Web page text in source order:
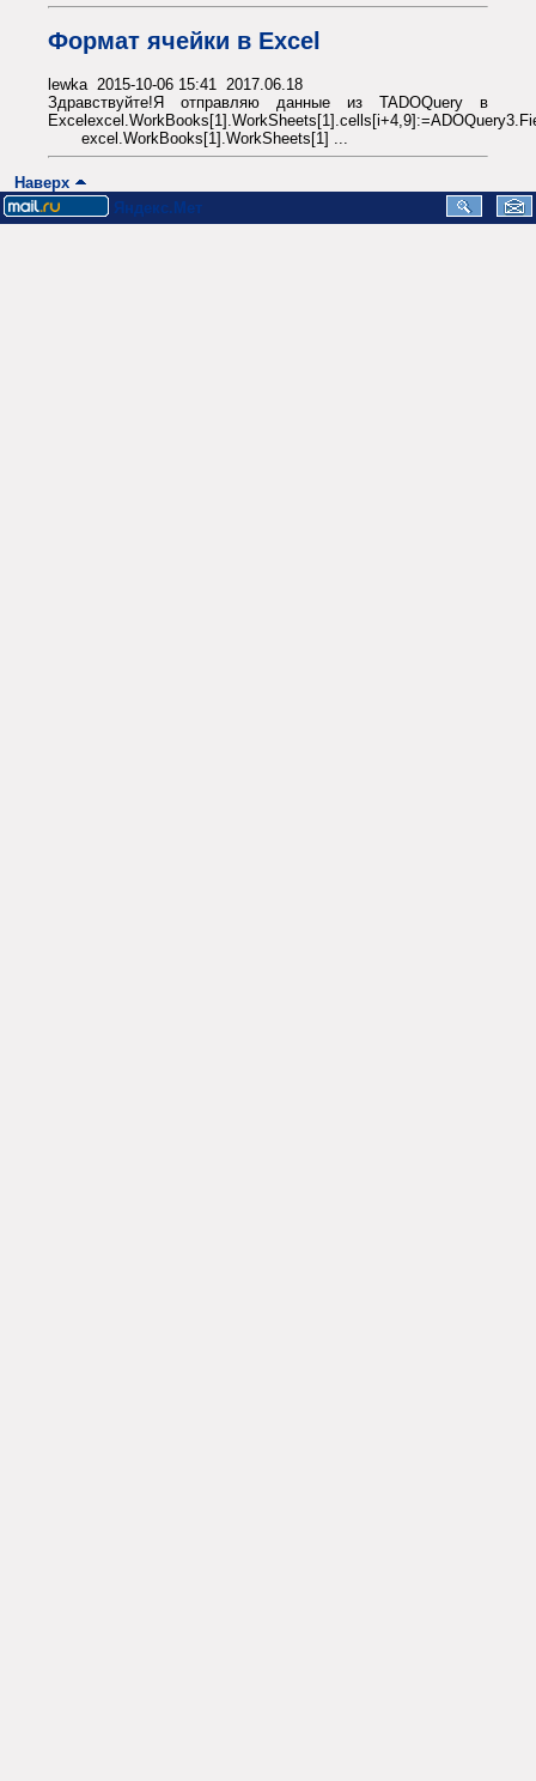
Формат ячейки в Excel
lewka 2015-10-06 15:41 2017.06.18
Здравствуйте!Я отправляю данные из TADOQuery в
excel.WorkBooks[1].WorkSheets[1] ...
Наверх